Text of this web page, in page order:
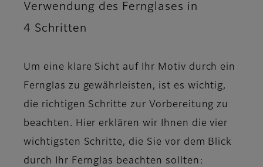
Verwendung des Fernglases in
4 Schritten
Um eine klare Sicht auf Ihr Motiv durch ein
Fernglas zu gewährleisten, ist es wichtig,
die richtigen Schritte zur Vorbereitung zu
beachten. Hier erklären wir Ihnen die vier
wichtigsten Schritte, die Sie vor dem Blick
durch Ihr Fernglas beachten sollten: